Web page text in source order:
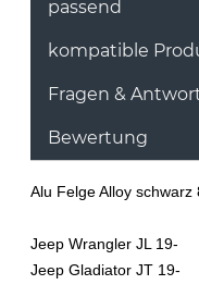
passend
kompatible
Fragen &
Bewertung
Alu Felge Alloy
Jeep Wrangler JL 19-
Jeep Gladiator JT 19-